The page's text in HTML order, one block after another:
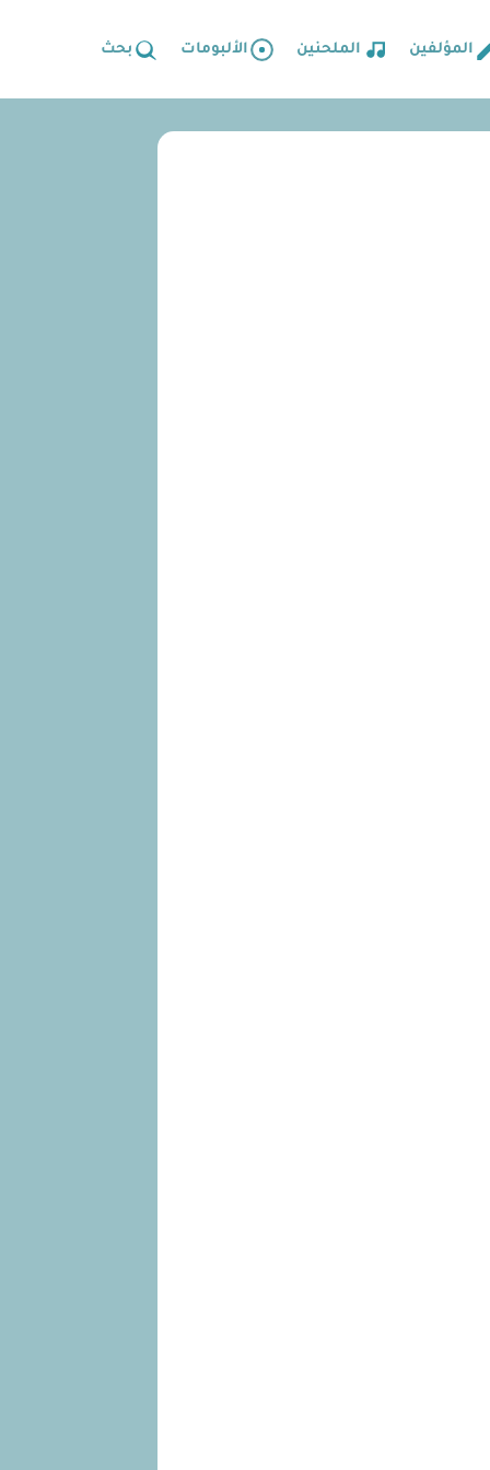
المؤلفين الملحنين الألبومات بحث